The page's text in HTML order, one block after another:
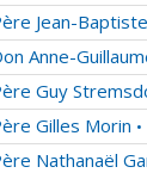
Jean-
Anne-
Guy
Gilles Morin •
Nathanaël